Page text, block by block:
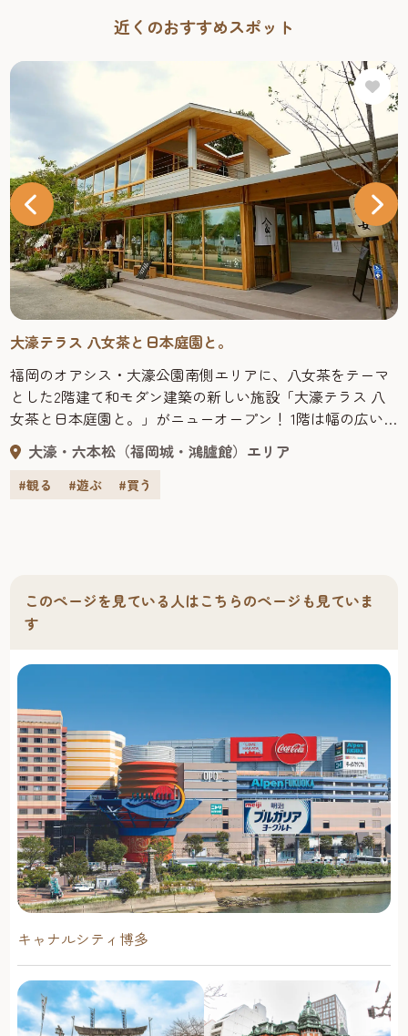
近くのおすすめスポット
大濠テラス 八女茶と日本庭園と。
福岡のオアシス・大濠公園南側エリアに、八女茶をテーマ
とした2階建て和モダン建築の新しい施設「大濠テラス 八
女茶と日本庭園と。」がニューオープン！ 1階は幅の広い大
きなテラス窓一面、開放感のあるナチュラルなカフェ空間
です。八女茶を中心に福岡県各地域から届けられる旬な具
材を厳選し、様々なメニューを楽しめるカフェもありま
人だけでもレンタルできますので、友人や家族、小人数の
集まりはちょうどいい感じです。
大濠・六本松（福岡城・鴻臚館）エリア
#観る #遊ぶ #買う
このページを見ている人はこちらのページも見ていま
す
キャナルシティ博多